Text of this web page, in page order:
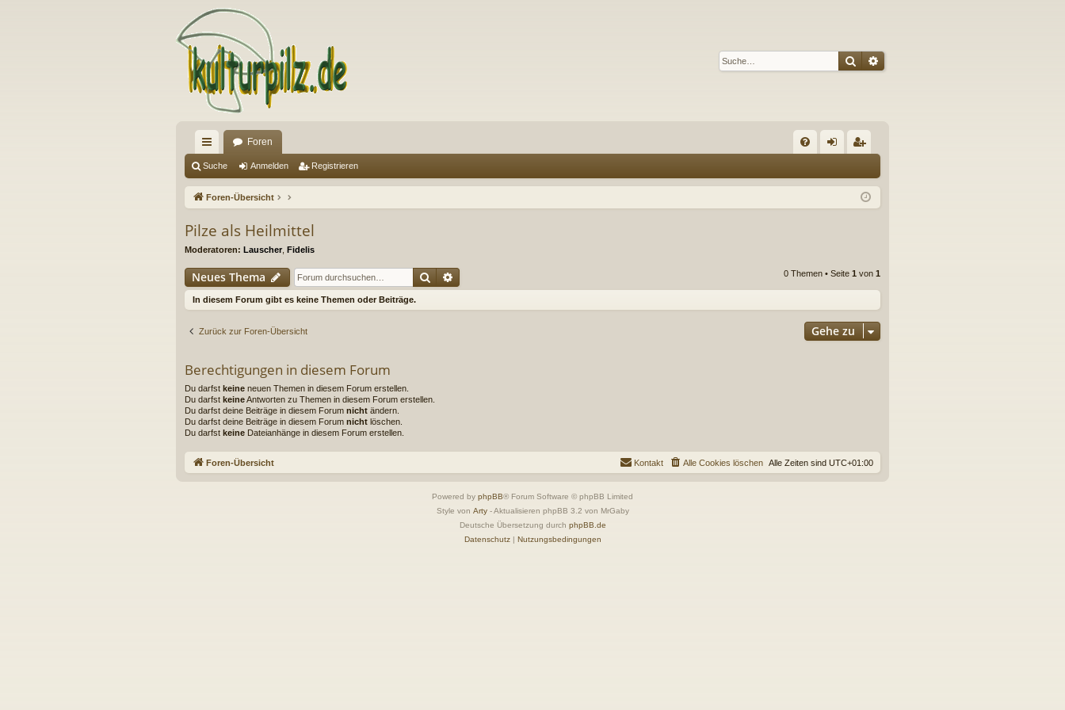
SucheErweiterte Suche
ch
ne
ug
Foren
Q m ist
Suche Anmelden Registrieren
Foren-Übersicht
Pilze als Heilmittel
Moderatoren: Lauscher Fidelis
Neues Thema Suche 0 Themen • Seite 1 von 1
In diesem Forum gibt es keine Themen oder Beiträge.
Zurück zur Foren-Übersicht Gehe zu
Berechtigungen in diesem Forum
Du darfst keine neuen Themen in diesem Forum erstellen.
Du darfst keineAntworten zu Themen in diesem Forum erstellen.
Du darfst deine Beiträge in diesem Forum nicht ändern.
Du darfst deine Beiträge in diesem Forum nicht löschen.
Du darfst keine Dateianhänge in diesem Forum erstellen.
Foren-Übersicht Alle Zeiten sind UTC+01:00
Alle Cookies löschen
Kontakt
Powered by phpBB® Forum Software © phpBB Limited
Style von Arty- Aktualisieren phpBB 3.2 von MrGaby
Deutsche Übersetzung durch phpBB.de
Datenschutz| Nutzungsbedingungen